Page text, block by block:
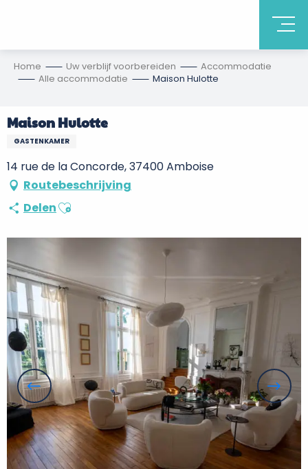
Home Uw verblijf voorbereiden
Accommodatie
Alle accommodatie
Maison Hulotte
Maison Hulotte
GASTENKAMER
14 rue de la Concorde, 37400 Amboise
Routebeschrijving
DelenAjouter aux favoris